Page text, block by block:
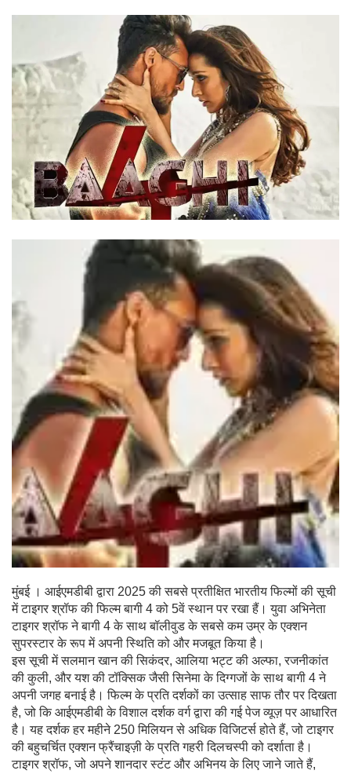
मुंबई । आईएमडीबी द्वारा 2025 की सबसे प्रतीक्षित भारतीय फिल्मों की सूची
में टाइगर श्रॉफ की फिल्म बागी 4 को 5वें स्थान पर रखा हैं। युवा अभिनेता
टाइगर श्रॉफ ने बागी 4 के साथ बॉलीवुड के सबसे कम उम्र के एक्शन
सुपरस्टार के रूप में अपनी स्थिति को और मजबूत किया है।
इस सूची में सलमान खान की सिकंदर, आलिया भट्ट की अल्फा, रजनीकांत
की कुली, और यश की टॉक्सिक जैसी सिनेमा के दिग्गजों के साथ बागी 4 ने
अपनी जगह बनाई है। फिल्म के प्रति दर्शकों का उत्साह साफ तौर पर दिखता
है, जो कि आईएमडीबी के विशाल दर्शक वर्ग द्वारा की गई पेज व्यूज़ पर आधारित
है। यह दर्शक हर महीने 250 मिलियन से अधिक विजिटर्स होते हैं, जो टाइगर
की बहुचर्चित एक्शन फ्रैंचाइज़ी के प्रति गहरी दिलचस्पी को दर्शाता है।
टाइगर श्रॉफ, जो अपने शानदार स्टंट और अभिनय के लिए जाने जाते हैं,